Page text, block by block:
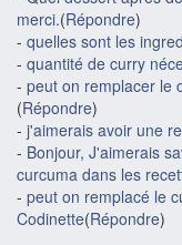
merci.(Répondre)
- quelles sont les
- quantité de curry
- peut on remplacer le
(Répondre)
- j'aimerais avoir une
- Bonjour, J'aimerais
curcuma dans les
- peut on remplacé le
Codinette(Répondre)